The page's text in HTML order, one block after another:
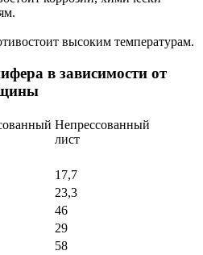
высоким температурам.
в зависимости от
Непрессованный
лист
17,7
23,3
46
29
58